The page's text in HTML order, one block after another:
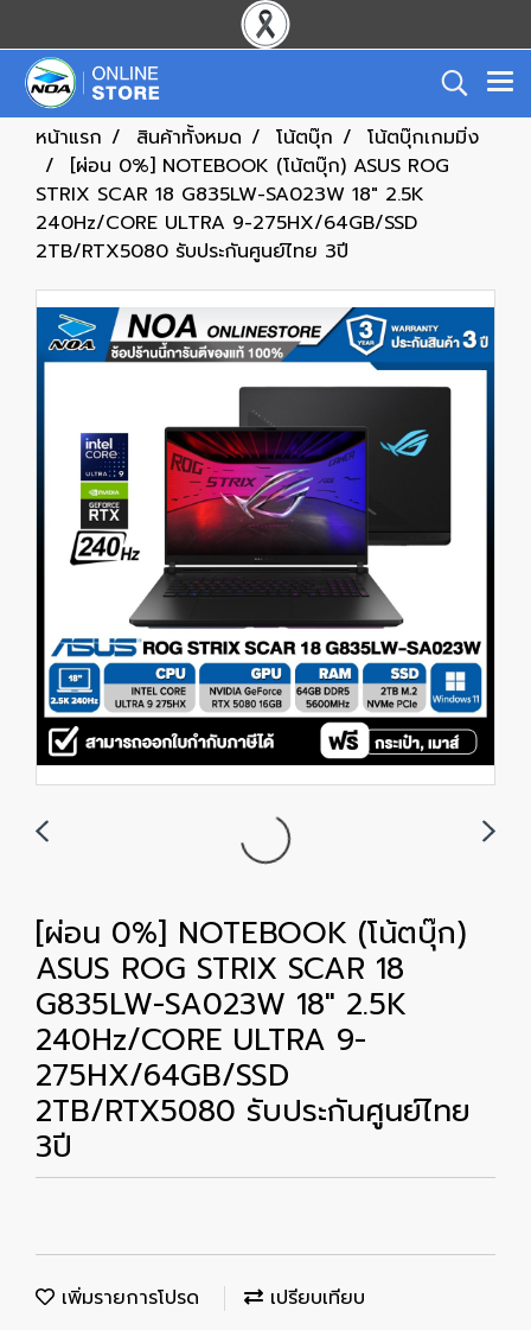
หน้าแรก สินค้าทั้งหมด โน้ตบุ๊ก
โน้ตบุ๊กเกมมิ่ง
[ผ่อน 0%] NOTEBOOK (โน้ตบุ๊ก) ASUS ROG
STRIX SCAR 18 G835LW-SA023W 18" 2.5K
240Hz/CORE ULTRA 9-275HX/64GB/SSD
2TB/RTX5080 รับประกันศูนย์ไทย 3ปี
[ผ่อน 0%] NOTEBOOK (โน้ตบุ๊ก)
ASUS ROG STRIX SCAR 18
G835LW-SA023W 18" 2.5K
240Hz/CORE ULTRA 9-
275HX/64GB/SSD
2TB/RTX5080 รับประกันศูนย์ไทย
3ปี
เพิ่มรายการโปรด เปรียบเทียบ